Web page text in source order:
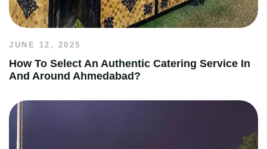
JUNE 12, 2025
How To Select An Authentic Catering Service In
And Around Ahmedabad?